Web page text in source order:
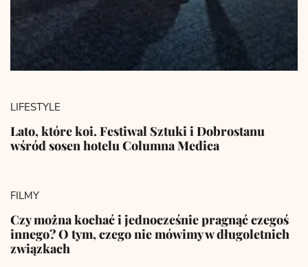
LIFESTYLE
Lato, które koi. Festiwal Sztuki i Dobrostanu
wśród sosen hotelu Columna Medica
FILMY
Czy można kochać i jednocześnie pragnąć czegoś
innego? O tym, czego nie mówimy w długoletnich
związkach